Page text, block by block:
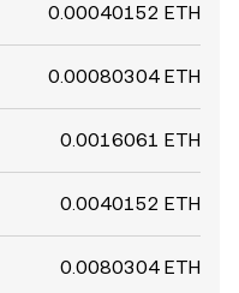
0.00040152 ETH
0.00080304 ETH
0.0016061 ETH
0.0040152 ETH
0.0080304 ETH